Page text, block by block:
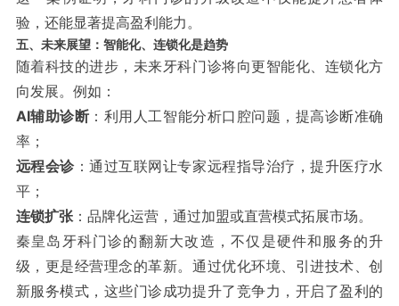
验，还能显著提高盈利能力。
五、未来展望：智能化、连锁化是趋势
随着科技的进步，未来牙科门诊将向更智能化、连锁化方
向发展。例如：
AI辅助诊断 ：利用人工智能分析口腔问题，提高诊断准确
率；
远程会诊：通过互联网让专家远程指导治疗，提升医疗水
平；
连锁扩张：品牌化运营，通过加盟或直营模式拓展市场。
秦皇岛牙科门诊的翻新大改造，不仅是硬件和服务的升
级，更是经营理念的革新。通过优化环境、引进技术、创
新服务模式，这些门诊成功提升了竞争力，开启了盈利的